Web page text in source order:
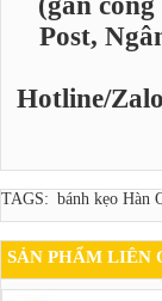
Post,
Hotline/
TAGS: bánh kẹo Hàn
SẢN PHẨM LIÊN